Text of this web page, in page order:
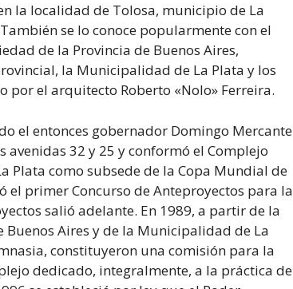
la localidad de Tolosa, municipio de La
se lo conoce popularmente con el
de la Provincia de Buenos Aires,
la Municipalidad de La Plata y los
por el arquitecto Roberto «Nolo» Ferreira.
el entonces gobernador Domingo Mercante
32 y 25 y conformó el Complejo
Plata como subsede de la Copa Mundial de
el primer Concurso de Anteproyectos para la
salió adelante. En 1989, a partir de la
Aires y de la Municipalidad de La
constituyeron una comisión para la
dedicado, integralmente, a la práctica de